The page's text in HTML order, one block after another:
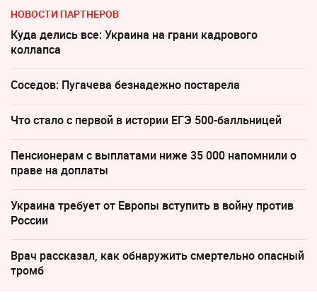
НОВОСТИ ПАРТНЕРОВ
Куда делись все: Украина на грани кадрового
коллапса
Соседов: Пугачева безнадежно постарела
Что стало с первой в истории ЕГЭ 500-балльницей
Пенсионерам с выплатами ниже 35 000 напомнили о
праве на доплаты
Украина требует от Европы вступить в войну против
России
Врач рассказал, как обнаружить смертельно опасный
тромб